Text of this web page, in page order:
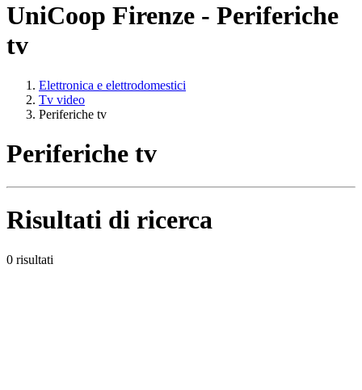
UniCoop Firenze - Periferiche
tv
Elettronica e elettrodomestici
Tv video
Periferiche tv
Periferiche tv
Risultati di ricerca
0 risultati